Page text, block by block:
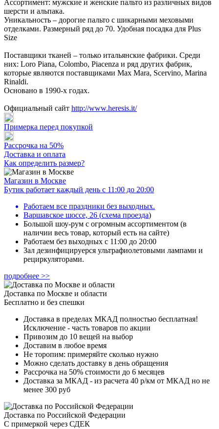
Ассортимент: мужские и женские пальто из различных видов
шерсти и альпака.
Уникальность – дорогие пальто с шикарными меховыми
отделками. Размерный ряд до 70. Удобная посадка для Plus
Size
Поставщики тканей – только итальянские фабрики. Среди
них: Loro Piana, Colombo, Piacenza и ряд других фабрик,
которые являются поставщиками Max Mara, Scervino, Marina
Rinaldi.
Основано в 1990-х годах.
Официальный сайт http://www.heresis.it/
Примерка перед покупкой
Рассрочка на 50%
Доставка и оплата
Как определить размер?
Магазин в Москве
Бутик работает каждый день с 11:00 до 20:00
Работаем все праздники без выходных.
Варшавское шоссе, 26 (схема проезда)
Большой шоу-рум с огромным ассортиментом (в
наличии весь товар, который есть на сайте)
Работаем без выходных с 11:00 до 20:00
Зал дезинфицируерся ультрафиолетовыми лампами и
рециркуляторами.
подробнее >>
Доставка по Москве и области
Бесплатно и без спешки
Доставка в пределах МКАД полностью бесплатная!
Исключение - часть товаров по акции
Привозим до 10 вещей на выбор
Доставим в любое время
Не торопим: примеряйте сколько нужно
Можно сделать доставку в день обращения
Рассрочка на 50% стоимости до 6 месяцев
Доставка за МКАД - из расчета 40 р/км от МКАД но не
менее 300 руб
Доставка по Российской Федерации
С примеркой через СДЕК